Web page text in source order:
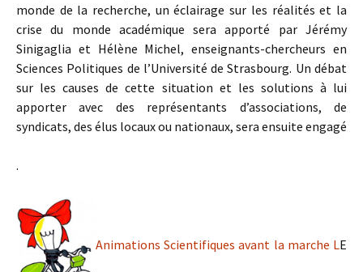
monde de la recherche, un éclairage sur les réalités et la
crise du monde académique sera apporté par Jérémy
Sinigaglia et Hélène Michel, enseignants-chercheurs en
Sciences Politiques de l’Université de Strasbourg. Un débat
sur les causes de cette situation et les solutions à lui
apporter avec des représentants d’associations, de
syndicats, des élus locaux ou nationaux, sera ensuite engagé
.
Animations Scientifiques avant la marche LE